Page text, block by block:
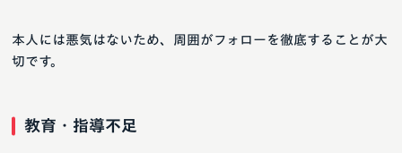
本人には悪気はないため、周囲がフォローを徹底することが大
切です。
教育・指導不足